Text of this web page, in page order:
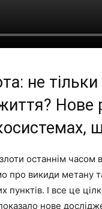
не
Нове
останнім
викиди метану та
пунктів. І все це
нове